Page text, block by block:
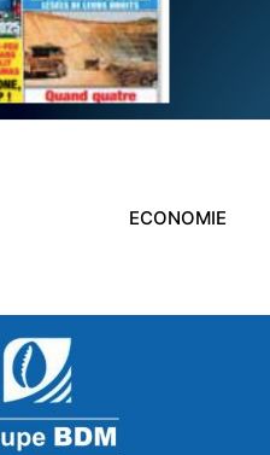
ECONOMIE